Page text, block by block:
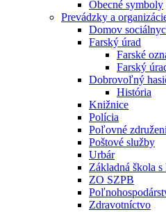
Obecné symboly
Prevádzky a
Domov
Farský úrad
Farské
Farský
Dobrovoľný
História
Knižnice
Polícia
Poľovné
Poštové služby
Urbár
Základná škola s
ZO SZPB
Zdravotníctvo